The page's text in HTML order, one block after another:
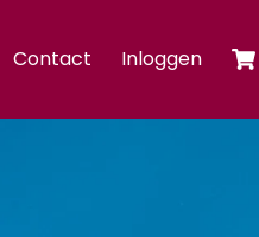
Contact Inloggen